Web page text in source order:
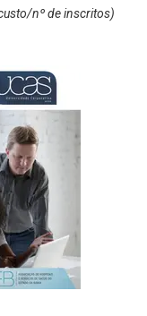
nº de inscritos)